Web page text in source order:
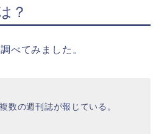
？
べてみました。
数の週刊誌が報じている。